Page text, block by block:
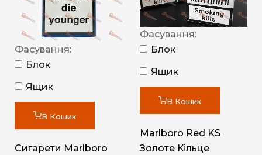
Фасування:
Блок
Ящик
В Кошик
Сигарети Marlboro
Фасування:
Блок
Ящик
В Кошик
Marlboro Red KS
Золоте Кільце